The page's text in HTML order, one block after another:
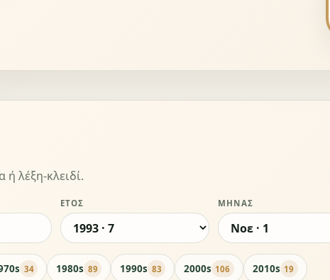
ή λέξη-κλειδί.
ΈΤΟΣ ΜΉΝΑΣ
34 1980s 89 1990s 83 2000s 106 2010s 19